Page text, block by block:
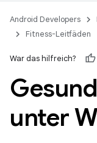
Android Developers
Fitness-Leitfäden
War das hilfreich?
unter